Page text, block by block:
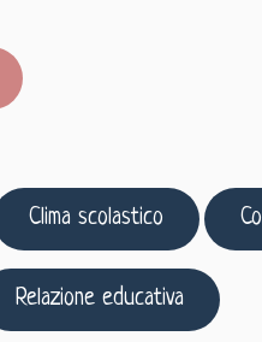
Clima scolastico
Relazione educativa